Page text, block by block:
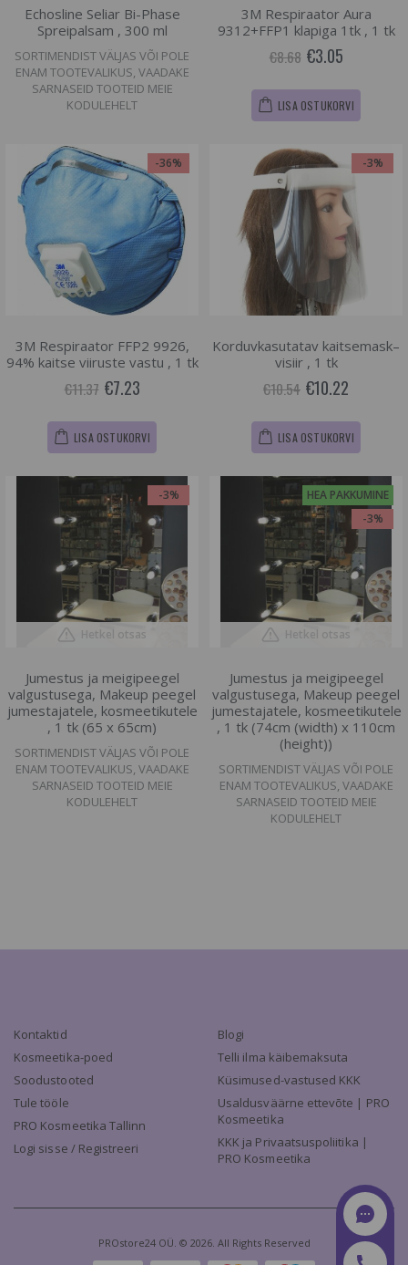
Echosline Seliar Bi-Phase
Spreipalsam , 300 ml
SORTIMENDIST VÄLJAS VÕI POLE
ENAM TOOTEVALIKUS, VAADAKE
SARNASEID TOOTEID MEIE
KODULEHELT
3M Respiraator Aura
9312+FFP1 klapiga 1tk , 1 tk
€8.68 €3.05
LISA OSTUKORVI
-36%
3M Respiraator FFP2 9926,
94% kaitse viiruste vastu , 1 tk
€11.37 €7.23
LISA OSTUKORVI
-3%
Korduvkasutatav kaitsemask–
visiir , 1 tk
€10.54 €10.22
LISA OSTUKORVI
-3%
Hetkel otsas
Jumestus ja meigipeegel
valgustusega, Makeup peegel
jumestajatele, kosmeetikutele
, 1 tk (65 x 65cm)
SORTIMENDIST VÄLJAS VÕI POLE
ENAM TOOTEVALIKUS, VAADAKE
SARNASEID TOOTEID MEIE
KODULEHELT
HEA PAKKUMINE
-3%
Hetkel otsas
Jumestus ja meigipeegel
valgustusega, Makeup peegel
jumestajatele, kosmeetikutele
, 1 tk (74cm (width) x 110cm
(height))
SORTIMENDIST VÄLJAS VÕI POLE
ENAM TOOTEVALIKUS, VAADAKE
SARNASEID TOOTEID MEIE
KODULEHELT
Kontaktid
Kosmeetika-poed
Soodustooted
Tule tööle
PRO Kosmeetika Tallinn
Logi sisse / Registreeri
Blogi
Telli ilma käibemaksuta
Küsimused-vastused KKK
Usaldusväärne ettevõte | PRO
Kosmeetika
KKK ja Privaatsuspoliitika |
PRO Kosmeetika
PROstore24 OÜ. © 2026. All Rights Reserved